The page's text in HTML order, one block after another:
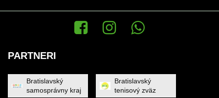
Facebook Instagram WhatsApp News
PARTNERI
Bratislavský
samosprávny kraj
Bratislavský
tenisový zväz